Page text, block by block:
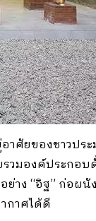
ศัยของชาวปร
วมองค์ประกอ
าง “อิฐ” ก่อ
กาศได้ดี